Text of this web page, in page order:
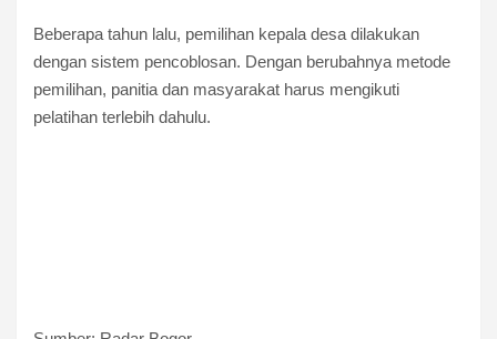
Beberapa tahun lalu, pemilihan kepala desa dilakukan
dengan sistem pencoblosan. Dengan berubahnya metode
pemilihan, panitia dan masyarakat harus mengikuti
pelatihan terlebih dahulu.